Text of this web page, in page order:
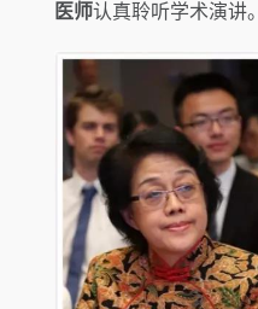
医师认真聆听学术演讲。